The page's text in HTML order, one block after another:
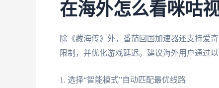
在海外怎么看咪咕
除《藏海传》外，番茄回国加速器还支持爱
限制，并优化游戏延迟。建议海外用户通过
1. 选择“智能模式”自动匹配最优线路